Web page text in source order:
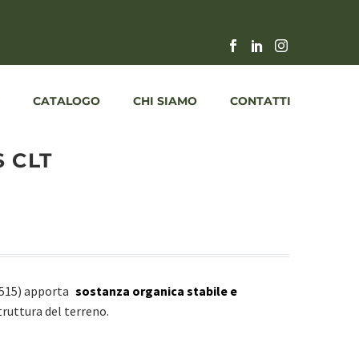
CATALOGO CHI SIAMO CONTATTI
CLT
apporta sostanza organica stabile e
del terreno.